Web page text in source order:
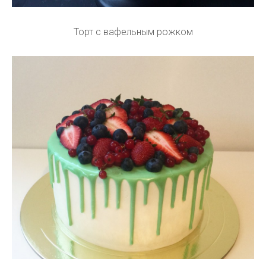
Торт с вафельным рожком